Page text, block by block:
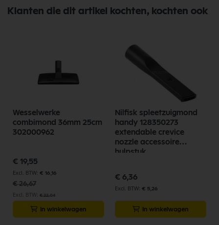
Klanten die dit artikel kochten, kochten ook
Wesselwerke
combimond 36mm 25cm
302000962
Speciale
prijs
€ 19,55
€ 16,16
€ 26,67
€ 22,04
In winkelwagen
Nilfisk spleetzuigmond
handy 128350273
extendable crevice
nozzle accessoire
hulpstuk
€ 6,36
€ 5,26
In winkelwagen